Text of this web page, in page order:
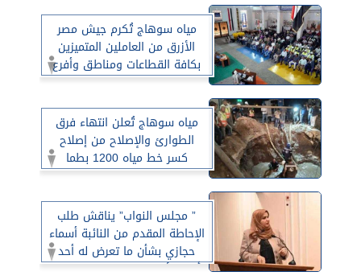
مياه سوهاج تُكرم جيش مصر
الأزرق من العاملين المتميزين
بكافة القطاعات ومناطق وأفرع
الشركة
مياه سوهاج تُعلن انتهاء فرق
الطوارئ والإصلاح من إصلاح
كسر خط مياه 1200 بطما
وتسريب خط طرد صرف صحي
” مجلس النواب” يناقش طلب
الإحاطة المقدم من النائبة أسماء
حجازي بشأن ما تعرض له أحد
أهم الأصول الصناعية بمحافظة